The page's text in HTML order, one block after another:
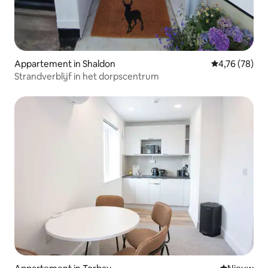
Appartement in Shaldon Gemiddelde
4,76 (78)
Strandverblijf in het dorpscentrum